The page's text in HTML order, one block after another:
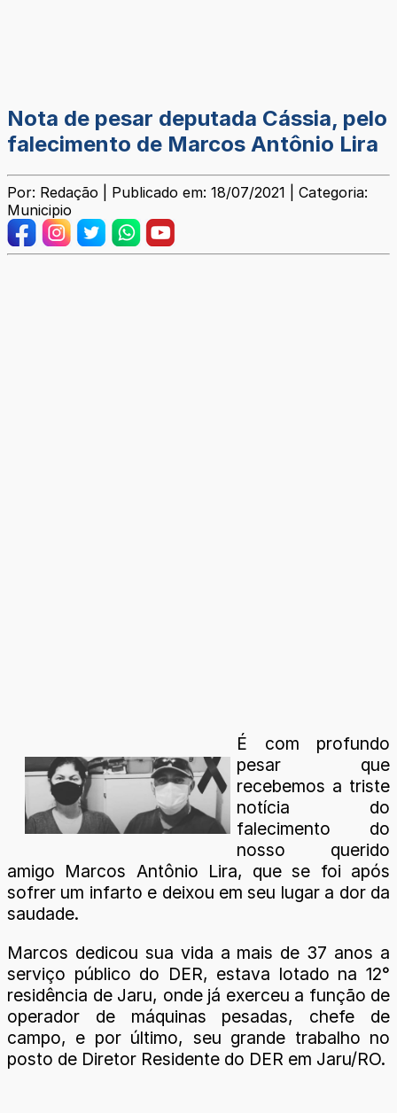
Nota de pesar deputada Cássia, pelo
falecimento de Marcos Antônio Lira
Por: Redação | Publicado em: 18/07/2021 | Categoria:
Municipio
É com profundo
pesar que
recebemos a triste
notícia do
falecimento do
nosso querido
amigo Marcos Antônio Lira, que se foi após
sofrer um infarto e deixou em seu lugar a dor da
saudade.
Marcos dedicou sua vida a mais de 37 anos a
serviço público do DER, estava lotado na 12°
residência de Jaru, onde já exerceu a função de
operador de máquinas pesadas, chefe de
campo, e por último, seu grande trabalho no
posto de Diretor Residente do DER em Jaru/RO.